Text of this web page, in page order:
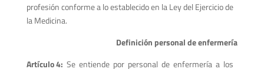
profesión conforme a lo establecido en la Ley del Ejercicio de
la Medicina.
Definición personal de enfermería
Artículo 4: Se entiende por personal de enfermería a los